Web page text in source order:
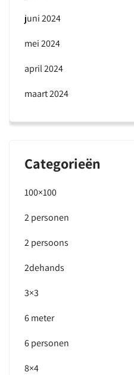
juni 2024
mei 2024
april 2024
maart 2024
Categorieën
100×100
2 personen
2 persoons
2dehands
3×3
6 meter
6 personen
8×4